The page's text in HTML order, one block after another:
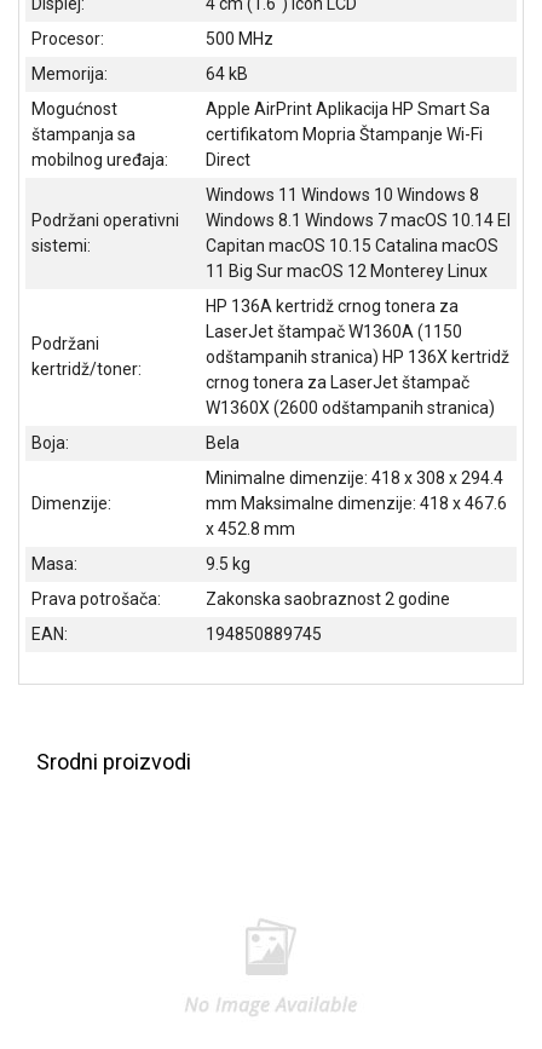
Procesor:
500 MHz
Memorija:
64 kB
Mogućnost
štampanja sa
mobilnog uređaja:
Apple AirPrint Aplikacija HP Smart Sa
certifikatom Mopria Štampanje Wi-Fi
Direct
Podržani operativni
sistemi:
Windows 11 Windows 10 Windows 8
Windows 8.1 Windows 7 macOS 10.14 El
Capitan macOS 10.15 Catalina macOS
11 Big Sur macOS 12 Monterey Linux
Podržani
kertridž/toner:
HP 136A kertridž crnog tonera za
LaserJet štampač W1360A (1150
odštampanih stranica) HP 136X kertridž
crnog tonera za LaserJet štampač
W1360X (2600 odštampanih stranica)
Boja:
Bela
Dimenzije:
Minimalne dimenzije: 418 x 308 x 294.4
mm Maksimalne dimenzije: 418 x 467.6
x 452.8 mm
Masa:
9.5 kg
Prava potrošača:
Zakonska saobraznost 2 godine
EAN:
194850889745
Srodni proizvodi